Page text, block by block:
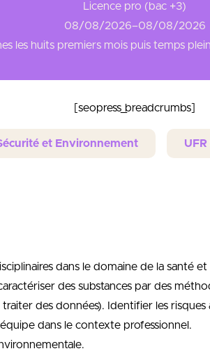
Licence pro (bac +3)
08/08/2026–08/08/2026
les huits premiers mois puis temps
[seopress_breadcrumbs]
et Environnement
dans le domaine de la santé
des substances par des
des données). Identifier les
dans le contexte professionnel.